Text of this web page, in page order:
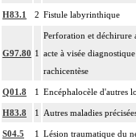
H83.1 2 Fistule labyrinthique
G97.80 1
Perforation et déchirure
acte à visée
rachicentèse
Q01.8 1 Encéphalocèle d'autres
H83.8 1 Autres maladies
S04.5 1 Lésion traumatique du